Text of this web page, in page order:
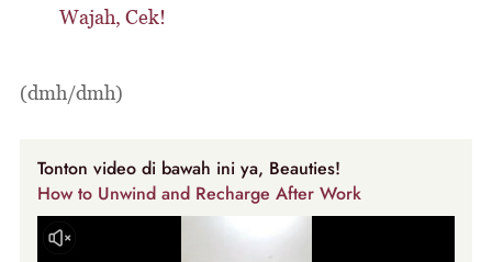
Wajah, Cek!
(dmh/dmh)
Tonton video di bawah ini ya, Beauties!
How to Unwind and Recharge After Work